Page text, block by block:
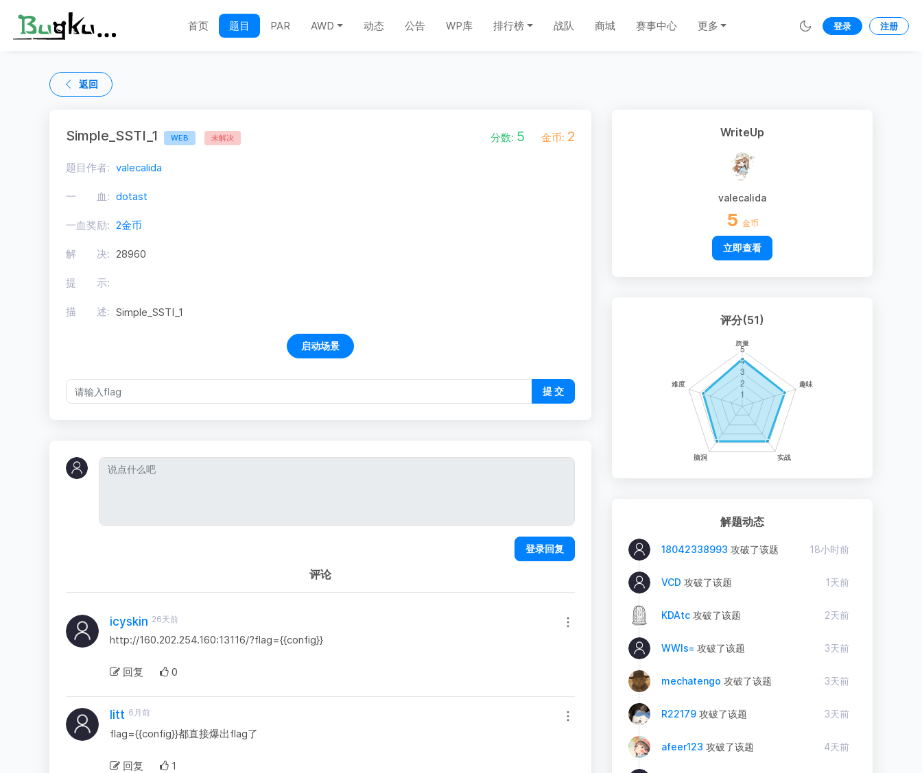
首页 题目 PAR AWD 动态 公告 WP库 排行榜 战队 商城 赛事中心 更多 登录 注册
返回
Simple_SSTI_1 WEB 未解决 分数: 5 金币: 2
题目作者: valecalida
一 血: dotast
一血奖励: 2金币
解 决: 28960
提 示:
描 述: Simple_SSTI_1
启动场景
提 交
登录回复
评论
icyskin 26天前
http://160.202.254.160:13116/?flag={{config}}
回复 0
litt 6月前
flag={{config}}都直接爆出flag了
回复 1
WriteUp
valecalida
5 金币
立即查看
评分(51)
解题动态
18042338993 攻破了该题 18小时前
VCD 攻破了该题 1天前
KDAtc 攻破了该题 2天前
WWls= 攻破了该题 3天前
mechatengo 攻破了该题 3天前
R22179 攻破了该题 3天前
afeer123 攻破了该题 4天前